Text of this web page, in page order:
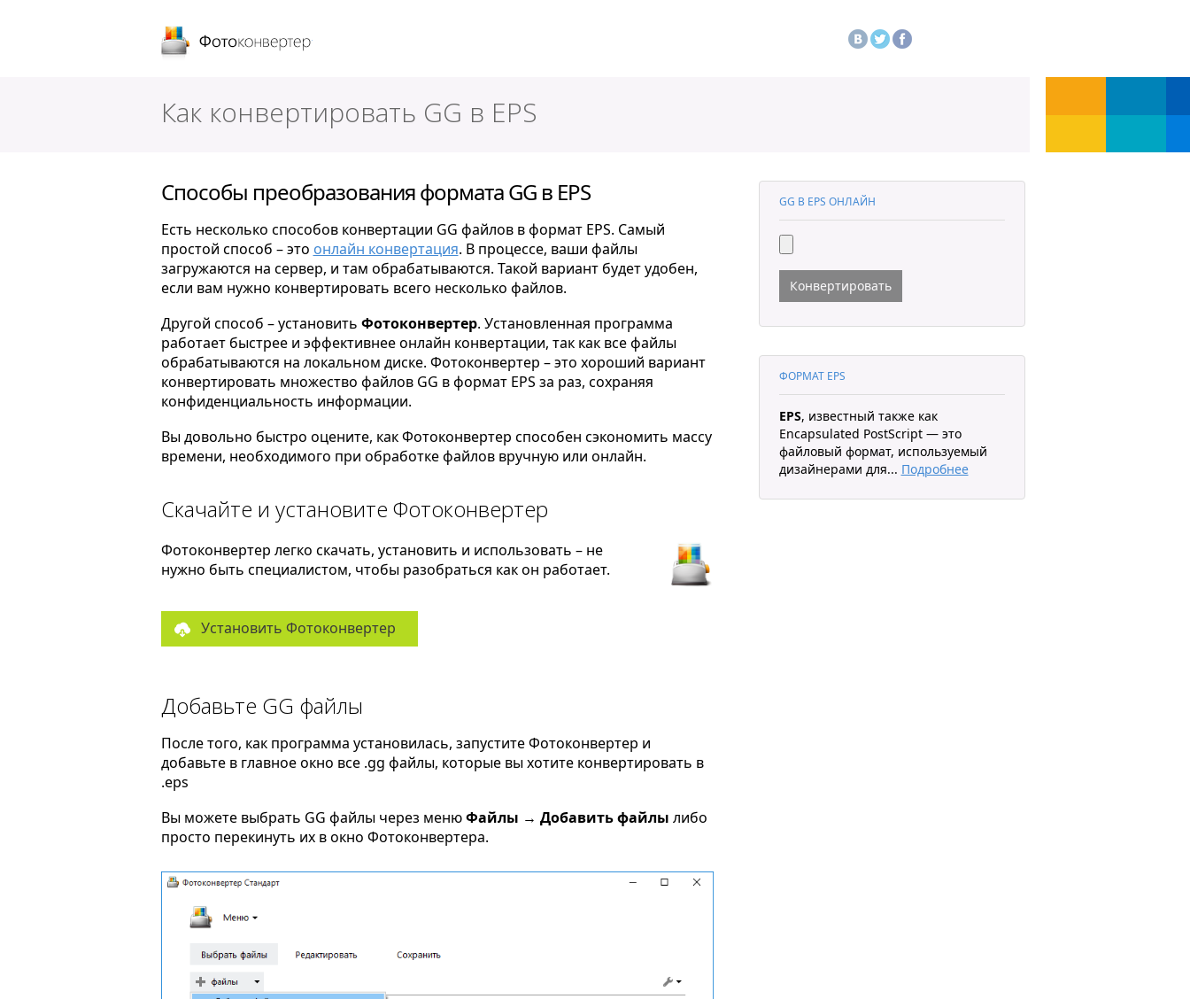
Как конвертировать GG в EPS
Способы преобразования формата GG в EPS
Есть несколько способов конвертации GG файлов в формат EPS. Самый
простой способ – это онлайн конвертация. В процессе, ваши файлы
загружаются на сервер, и там обрабатываются. Такой вариант будет удобен,
если вам нужно конвертировать всего несколько файлов.
Другой способ – установить Фотоконвертер. Установленная программа
работает быстрее и эффективнее онлайн конвертации, так как все файлы
обрабатываются на локальном диске. Фотоконвертер – это хороший вариант
конвертировать множество файлов GG в формат EPS за раз, сохраняя
конфиденциальность информации.
Вы довольно быстро оцените, как Фотоконвертер способен сэкономить массу
времени, необходимого при обработке файлов вручную или онлайн.
Скачайте и установите Фотоконвертер
Фотоконвертер легко скачать, установить и использовать – не
нужно быть специалистом, чтобы разобраться как он работает.
Установить Фотоконвертер
Добавьте GG файлы
После того, как программа установилась, запустите Фотоконвертер и
добавьте в главное окно все .gg файлы, которые вы хотите конвертировать в
.eps
Вы можете выбрать GG файлы через менюФайлы → Добавить файлы либо
просто перекинуть их в окно Фотоконвертера.
GG В EPS ОНЛАЙН
Конвертировать
ФОРМАТ EPS
EPS, известный также как
Encapsulated PostScript — это
файловый формат, используемый
дизайнерами для... Подробнее